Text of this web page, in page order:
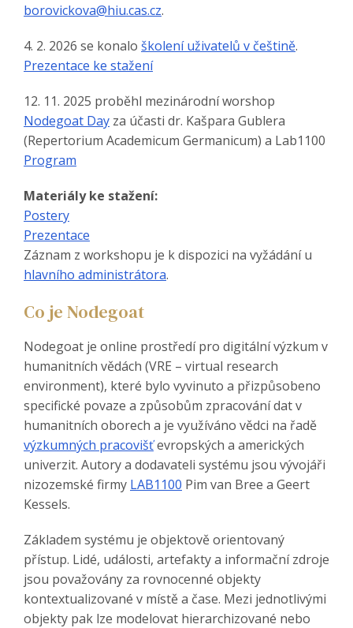
borovickova@hiu.cas.cz.
4. 2. 2026 se konalo školení uživatelů v češtině.
Prezentace ke stažení
12. 11. 2025 proběhl mezinárodní worshop
Nodegoat Day za účasti dr. Kašpara Gublera
(Repertorium Academicum Germanicum) a Lab1100
Program
Materiály ke stažení:
Postery
Prezentace
Záznam z workshopu je k dispozici na vyžádání u
hlavního administrátora.
Co je Nodegoat
Nodegoat je online prostředí pro digitální výzkum v
humanitních vědách (VRE – virtual research
environment), které bylo vyvinuto a přizpůsobeno
specifické povaze a způsobům zpracování dat v
humanitních oborech a je využíváno vědci na řadě
výzkumných pracovišťevropských a amerických
univerzit. Autory a dodavateli systému jsou vývojáři
nizozemské firmy LAB1100 Pim van Bree a Geert
Kessels.
Základem systému je objektově orientovaný
přístup. Lidé, události, artefakty a informační zdroje
jsou považovány za rovnocenné objekty
kontextualizované v místě a čase. Mezi jednotlivými
objekty pak lze modelovat hierarchizované nebo